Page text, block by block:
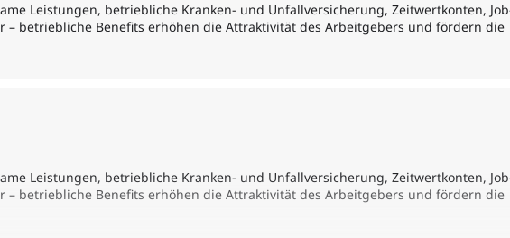
Leistungen, betriebliche Kranken- und Unfallversicherung, Zeitwertkonten,
– betriebliche Benefits erhöhen die Attraktivität des Arbeitgebers und fördern die
Leistungen, betriebliche Kranken- und Unfallversicherung, Zeitwertkonten,
– betriebliche Benefits erhöhen die Attraktivität des Arbeitgebers und fördern die